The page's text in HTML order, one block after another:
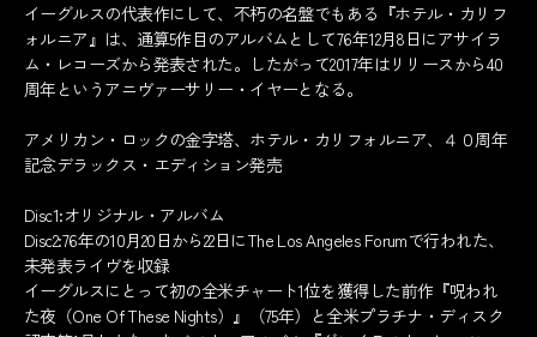
イーグルスの代表作にして、不朽の名盤でもある『ホテル・カリフ
ォルニア』は、通算5作目のアルバムとして76年12月8日にアサイラ
ム・レコーズから発表された。したがって2017年はリリースから40
周年というアニヴァーサリー・イヤーとなる。
アメリカン・ロックの金字塔、ホテル・カリフォルニア、４０周年
記念デラックス・エディション発売
Disc1:オリジナル・アルバム
Disc2:76年の10月20日から22日にThe Los Angeles Forumで行われた、
未発表ライヴを収録
イーグルスにとって初の全米チャート1位を獲得した前作『呪われ
た夜（One Of These Nights）』（75年）と全米プラチナ・ディスク